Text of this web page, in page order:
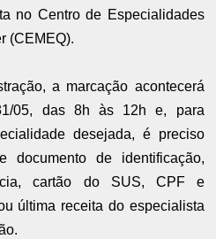
no Centro de Especialidades
(CEMEQ).
a marcação acontecerá
05, das 8h às 12h e, para
desejada, é preciso
documento de identificação,
cartão do SUS, CPF e
última receita do especialista